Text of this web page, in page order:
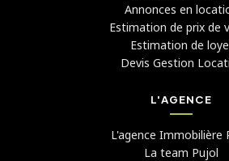
Annonces en
Estimation de prix de
Estimation de
Devis Gestion
L'AGENCE
L'agence Immobilière
La team Pujol